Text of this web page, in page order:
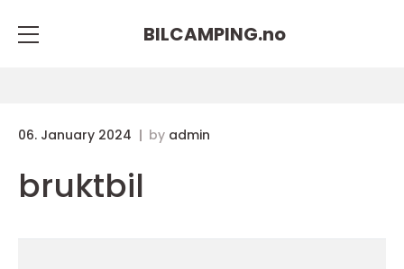
BILCAMPING.no
06. January 2024 by admin
bruktbil